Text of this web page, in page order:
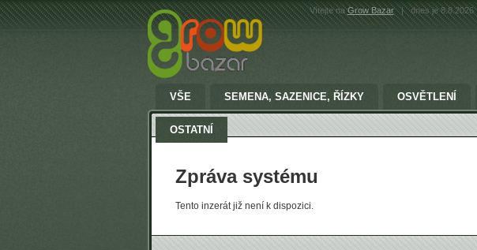
Vítejte naGrow Bazar | dnes je 8.8.2026
VŠE SEMENA, SAZENICE, ŘÍZKY OSVĚTLENÍ
OSTATNÍ
Zpráva systému
Tento inzerát již není k dispozici.